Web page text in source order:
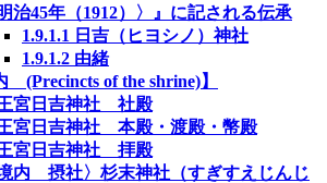
明治45年（1912）〉』に記される伝承
1.9.1.1 日吉（ヒヨシノ）神社
1.9.1.2 由緒
(Precincts of the shrine)】
宮日吉神社 社殿
宮日吉神社 本殿・渡殿・幣殿
宮日吉神社 拝殿
内 摂社〉杉末神社（すぎすえじんじ